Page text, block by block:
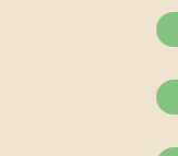
Lage erfassen,
können